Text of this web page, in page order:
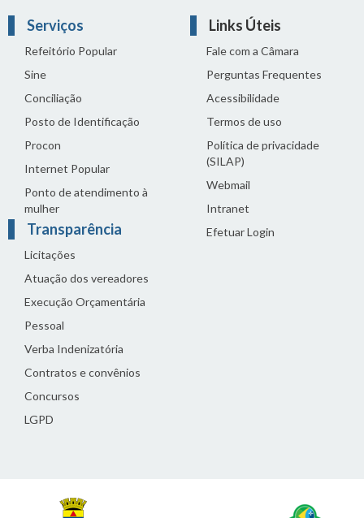
Serviços
Refeitório Popular
Sine
Conciliação
Posto de Identificação
Procon
Internet Popular
Ponto de atendimento à
mulher
Transparência
Licitações
Atuação dos vereadores
Execução Orçamentária
Pessoal
Verba Indenizatória
Contratos e convênios
Concursos
LGPD
Links Úteis
Fale com a Câmara
Perguntas Frequentes
Acessibilidade
Termos de uso
Política de privacidade
(SILAP)
Webmail
Intranet
Efetuar Login